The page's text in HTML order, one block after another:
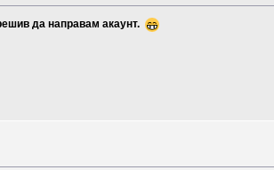
да направам акаунт.